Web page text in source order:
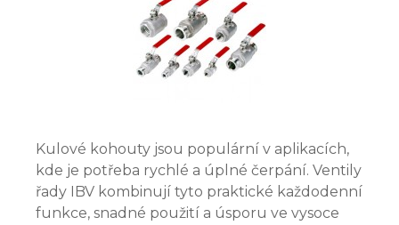
Kulové kohouty jsou populární v aplikacích,
kde je potřeba rychlé a úplné čerpání. Ventily
řady IBV kombinují tyto praktické každodenní
funkce, snadné použití a úsporu ve vysoce